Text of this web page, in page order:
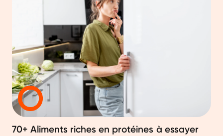
70+ Aliments riches en protéines à essayer